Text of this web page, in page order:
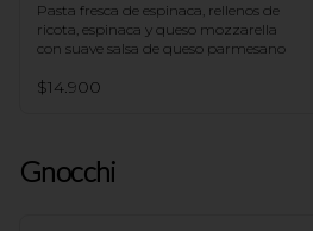
Pasta fresca de espinaca, rellenos de
ricota, espinaca y queso mozzarella
con suave salsa de queso parmesano
$14.900
Gnocchi